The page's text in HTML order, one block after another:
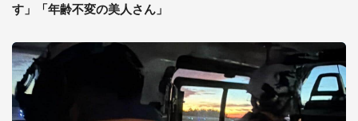
す」「年齢不変の美人さん」